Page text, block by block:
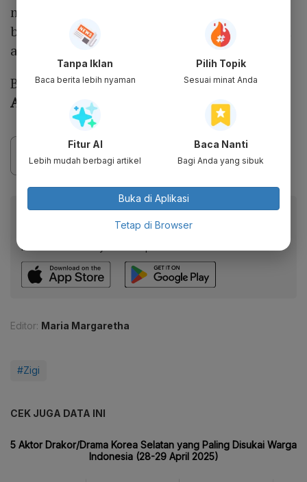
mengerjakan proyek drama selanjutnya
bertajuk Third Person Plural
bersama dengan
aktris Lee Ye Eun.
Baca juga:Profil dan Biodata Park Solomon:
Agama, Pacar, Akun IG, Karier
Baca artikel ini lewat aplikasi mobile.
Dapatkan pengalaman membaca lebih nyaman dan nikmati
fitur menarik lainnya lewat aplikasi mobile Katadata.
Editor: Maria Margaretha
#Zigi
CEK JUGA DATA INI
Tanpa Iklan
Baca berita lebih nyaman
Pilih Topik
Sesuai minat Anda
Fitur AI
Lebih mudah berbagi artikel
Baca Nanti
Bagi Anda yang sibuk
Buka di Aplikasi
Tetap di Browser